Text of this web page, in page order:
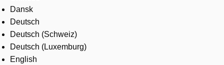
Services
About us
Where to buy
Contact us
Careers
Dansk
Deutsch
Deutsch (Schweiz)
Deutsch (Luxemburg)
English